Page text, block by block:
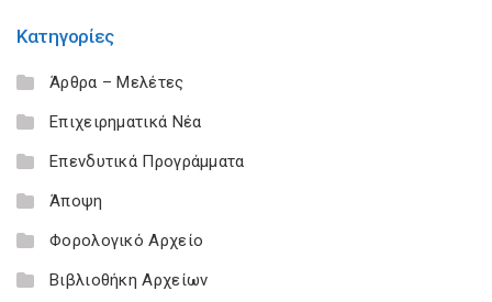
Κατηγορίες
Άρθρα – Μελέτες
Επιχειρηματικά Νέα
Επενδυτικά Προγράμματα
Άποψη
Φορολογικό Αρχείο
Βιβλιοθήκη Αρχείων